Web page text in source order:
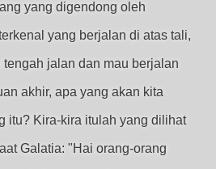
yang digendong oleh
yang berjalan di atas tali,
tengah jalan dan mau berjalan
akhir, apa yang akan kita
itu? Kira-kira itulah yang dilihat
Galatia: "Hai orang-orang